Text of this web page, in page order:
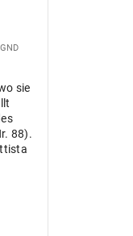
GND
sie
88).